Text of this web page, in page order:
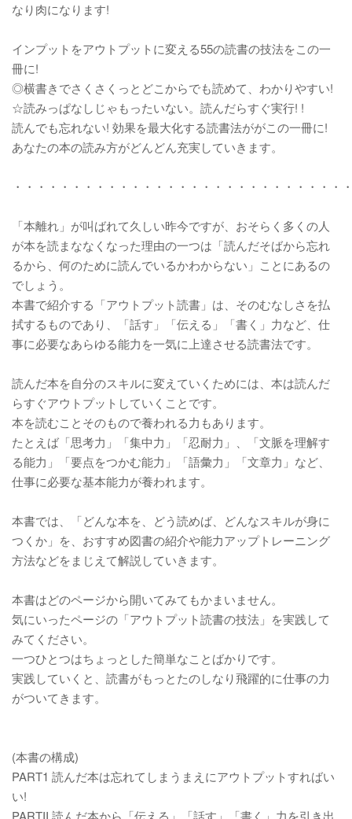
なり肉になります!
インプットをアウトプットに変える55の読書の技法をこの一
冊に!
◎横書きでさくさくっとどこからでも読めて、わかりやすい!
☆読みっぱなしじゃもったいない。読んだらすぐ実行! !
読んでも忘れない! 効果を最大化する読書法ががこの一冊に!
あなたの本の読み方がどんどん充実していきます。
・・・・・・・・・・・・・・・・・・・・・・・・・・・
「本離れ」が叫ばれて久しい昨今ですが、おそらく多くの人
が本を読まななくなった理由の一つは「読んだそばから忘れ
るから、何のために読んでいるかわからない」ことにあるの
でしょう。
本書で紹介する「アウトプット読書」は、そのむなしさを払
拭するものであり、「話す」「伝える」「書く」力など、仕
事に必要なあらゆる能力を一気に上達させる読書法です。
読んだ本を自分のスキルに変えていくためには、本は読んだ
らすぐアウトプットしていくことです。
本を読むことそのもので養われる力もあります。
たとえば「思考力」「集中力」「忍耐力」、「文脈を理解す
る能力」「要点をつかむ能力」「語彙力」「文章力」など、
仕事に必要な基本能力が養われます。
本書では、「どんな本を、どう読めば、どんなスキルが身に
つくか」を、おすすめ図書の紹介や能力アップトレーニング
方法などをまじえて解説していきます。
本書はどのページから開いてみてもかまいません。
気にいったページの「アウトプット読書の技法」を実践して
みてください。
一つひとつはちょっとした簡単なことばかりです。
実践していくと、読書がもっとたのしなり飛躍的に仕事の力
がついてきます。
(本書の構成)
PART1 読んだ本は忘れてしまうまえにアウトプットすればい
い!